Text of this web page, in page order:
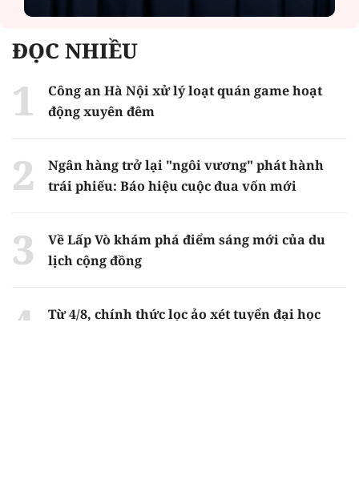
ĐỌC NHIỀU
Công an Hà Nội xử lý loạt quán game hoạt
động xuyên đêm
Ngân hàng trở lại "ngôi vương" phát hành
trái phiếu: Báo hiệu cuộc đua vốn mới
Về Lấp Vò khám phá điểm sáng mới của du
lịch cộng đồng
Từ 4/8, chính thức lọc ảo xét tuyển đại học